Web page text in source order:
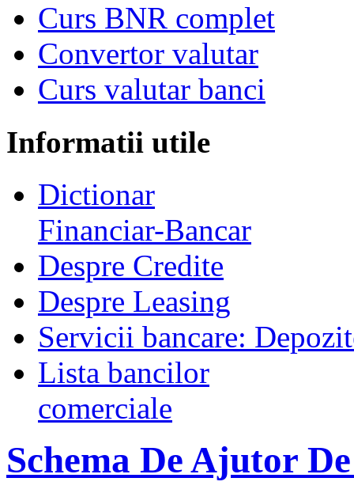
Curs BNR complet
Convertor valutar
Curs valutar banci
Informatii utile
Dictionar
Financiar-Bancar
Despre Credite
Despre Leasing
Servicii bancare:
Lista bancilor
comerciale
Schema De Ajutor